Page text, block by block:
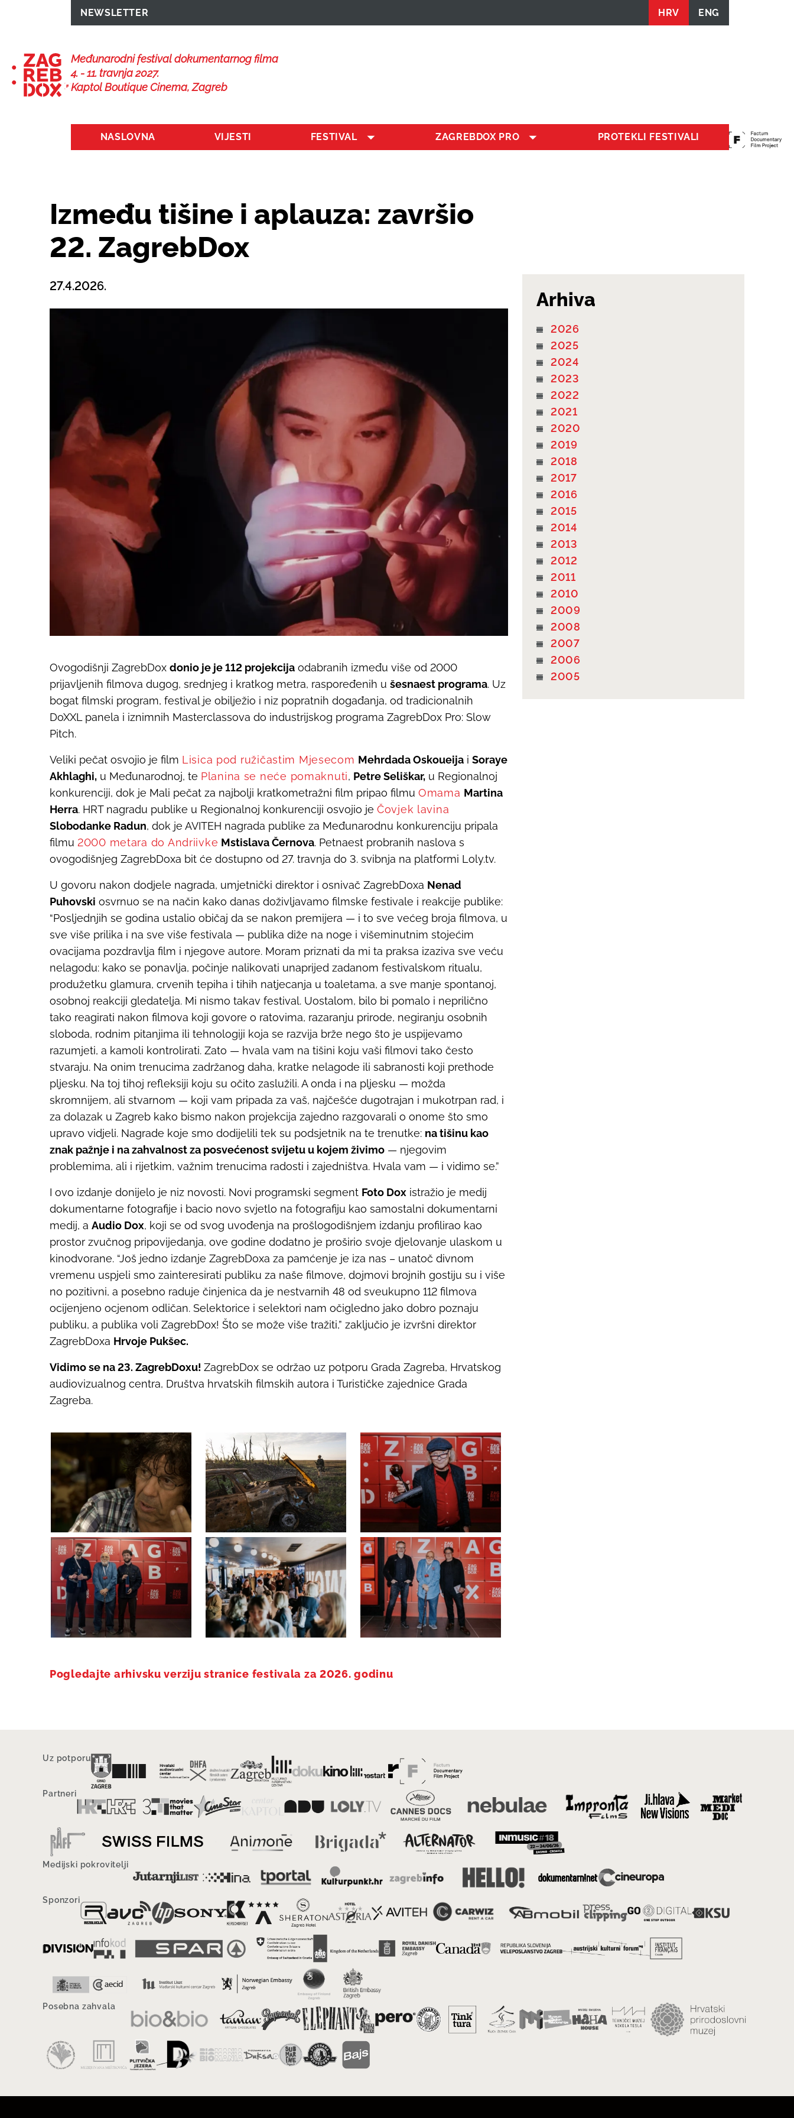
NEWSLETTER HRV ENG
Međunarodni festival dokumentarnog filma
4. - 11. travnja 2027.
Kaptol Boutique Cinema, Zagreb
NASLOVNA VIJESTI FESTIVAL ZAGREBDOX PRO PROTEKLI FESTIVALI
Između tišine i aplauza: završio
22. ZagrebDox
27.4.2026.
Ovogodišnji ZagrebDox donio je je 112 projekcija odabranih između više od 2000
prijavljenih filmova dugog, srednjeg i kratkog metra, raspoređenih u šesnaest programa. Uz
bogat filmski program, festival je obilježio i niz popratnih događanja, od tradicionalnih
DoXXL panela i iznimnih Masterclassova do industrijskog programa ZagrebDox Pro: Slow
Pitch.
Veliki pečat osvojio je film Lisica pod ružičastim Mjesecom Mehrdada Oskoueijai Soraye
Akhlaghi, u Međunarodnoj, te Planina se neće pomaknuti, Petre Seliškar, u Regionalnoj
konkurenciji, dok je Mali pečat za najbolji kratkometražni film pripao filmu Omama Martina
Herra. HRT nagradu publike u Regionalnoj konkurenciji osvojio je Čovjek lavina
Slobodanke Radun, dok je AVITEH nagrada publike za Međunarodnu konkurenciju pripala
filmu 2000 metara do Andriivke Mstislava Černova. Petnaest probranih naslova s
ovogodišnjeg ZagrebDoxa bit će dostupno od 27. travnja do 3. svibnja na platformi Loly.tv.
U govoru nakon dodjele nagrada, umjetnički direktor i osnivač ZagrebDoxa Nenad
Puhovski osvrnuo se na način kako danas doživljavamo filmske festivale i reakcije publike:
“Posljednjih se godina ustalio običaj da se nakon premijera — i to sve većeg broja filmova, u
sve više prilika i na sve više festivala — publika diže na noge i višeminutnim stojećim
ovacijama pozdravlja film i njegove autore. Moram priznati da mi ta praksa izaziva sve veću
nelagodu: kako se ponavlja, počinje nalikovati unaprijed zadanom festivalskom ritualu,
produžetku glamura, crvenih tepiha i tihih natjecanja u toaletama, a sve manje spontanoj,
osobnoj reakciji gledatelja. Mi nismo takav festival. Uostalom, bilo bi pomalo i neprilično
tako reagirati nakon filmova koji govore o ratovima, razaranju prirode, negiranju osobnih
sloboda, rodnim pitanjima ili tehnologiji koja se razvija brže nego što je uspijevamo
razumjeti, a kamoli kontrolirati. Zato — hvala vam na tišini koju vaši filmovi tako često
stvaraju. Na onim trenucima zadržanog daha, kratke nelagode ili sabranosti koji prethode
pljesku. Na toj tihoj refleksiji koju su očito zaslužili. A onda i na pljesku — možda
skromnijem, ali stvarnom — koji vam pripada za vaš, najčešće dugotrajan i mukotrpan rad, i
za dolazak u Zagreb kako bismo nakon projekcija zajedno razgovarali o onome što smo
upravo vidjeli. Nagrade koje smo dodijelili tek su podsjetnik na te trenutke: na tišinu kao
znak pažnje i na zahvalnost za posvećenost svijetu u kojem živimo — njegovim
problemima, ali i rijetkim, važnim trenucima radosti i zajedništva. Hvala vam — i vidimo se.”
I ovo izdanje donijelo je niz novosti. Novi programski segment Foto Dox istražio je medij
dokumentarne fotografije i bacio novo svjetlo na fotografiju kao samostalni dokumentarni
medij, a Audio Dox, koji se od svog uvođenja na prošlogodišnjem izdanju profilirao kao
prostor zvučnog pripovijedanja, ove godine dodatno je proširio svoje djelovanje ulaskom u
kinodvorane. “Još jedno izdanje ZagrebDoxa za pamćenje je iza nas – unatoč divnom
vremenu uspjeli smo zainteresirati publiku za naše filmove, dojmovi brojnih gostiju su i više
no pozitivni, a posebno raduje činjenica da je nestvarnih 48 od sveukupno 112 filmova
ocijenjeno ocjenom odličan. Selektorice i selektori nam očigledno jako dobro poznaju
publiku, a publika voli ZagrebDox! Što se može više tražiti,” zaključio je izvršni direktor
ZagrebDoxa Hrvoje Pukšec.
Vidimo se na 23. ZagrebDoxu! ZagrebDox se održao uz potporu Grada Zagreba, Hrvatskog
audiovizualnog centra, Društva hrvatskih filmskih autora i Turističke zajednice Grada
Zagreba.
Pogledajte arhivsku verziju stranice festivala za 2026. godinu
Arhiva
2026
2025
2024
2023
2022
2021
2020
2019
2018
2017
2016
2015
2014
2013
2012
2011
2010
2009
2008
2007
2006
2005
Uz potporu
Partneri
Medijski pokrovitelji
Sponzori
Posebna zahvala